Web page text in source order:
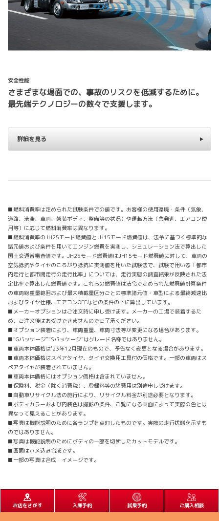
安全性能
さまざまな場面での、事故のリスクを低減するために。
最先端テクノロジーの数々で支援します。
詳細を見る
■燃料消費率は定められた試験条件での値です。お客様の使用環境・条件（気象、
道路、渋滞、車両、架装ボディ、整備等の状況）や運転方法（急発進、エアコン使
用等）に応じて燃料消費率は異なります。
■燃料消費率のJH25モード燃費値とJH15モード燃費値は、法令に基づく標準的な
諸元値および条件を用いてエンジン燃費を実測し、シミュレーション法で算出した
国土交通省審査値です。JH25モード燃費値はJH15モード燃費値に対して、車両の
空気抵抗やタイヤのころがり抵抗に実測値を用いた試験法で、試験で用いる「都市
内走行と都市間走行の走行比率」については、走行実態の調査結果が反映された法
定比率で算出した燃費値です。これらの燃費値は法令で定められた燃費値計算条件
の車両総重量範囲および最大積載量区分ごとの標準諸元値・車型による最終減速比
およびタイヤ仕様、エアコンOFFなどの条件の下に算出しています。
■メーカーオプションはご注文時に申し受けます。メーカーの工場で装着するた
め、ご注文後はお受けできませんのでご了承ください。
■オプション装着により、車両重量、車両寸法等が変更になる場合があります。
■“Gパッケージ”“Sパッケージ”はグレード名称ではありません。
■車両本体価格は'23年12月現在のもので、予告なく変更となる場合があります。
■車両本体価格はスペアタイヤ、タイヤ交換用工具付の価格です。一部の車両はス
ペアタイヤが装着されていません。
■車両本体価格にはオプション価格は含まれていません。
■保険料、税金（除く消費税）、登録料等の諸費用は別途申し受けます。
■自動車リサイクル法の施行により、リサイクル料金が別途必要となります。
■ボディカラーおよび内装色は撮影の条件、ご覧になる画面によって実際の色とは
異なって見えることがあります。
■写真は機能説明のために各ランプを点灯したものです。実際の走行状態を示すも
のではありません。
■写真は機能説明のためにボディの一部を切断したカットモデルです。
■画面はハメ込み合成です。
■一部の写真は合成・イメージです。
お店をさがす 入庫予約 試乗予約 ご購入相談